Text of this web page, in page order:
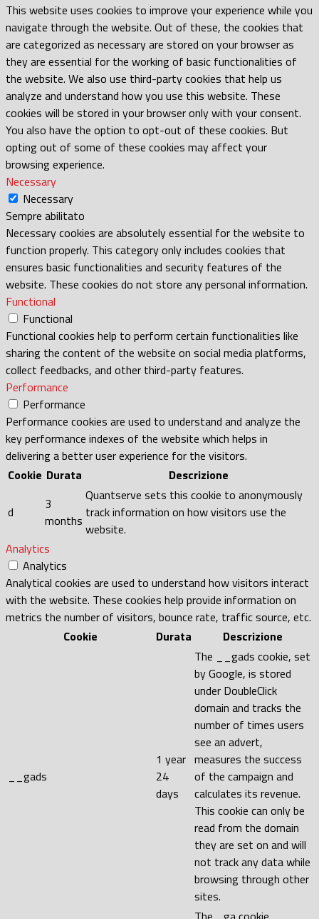
This website uses cookies to improve your experience while you
navigate through the website. Out of these, the cookies that
are categorized as necessary are stored on your browser as
they are essential for the working of basic functionalities of
the website. We also use third-party cookies that help us
analyze and understand how you use this website. These
cookies will be stored in your browser only with your consent.
You also have the option to opt-out of these cookies. But
opting out of some of these cookies may affect your
browsing experience.
Necessary
Necessary
Sempre abilitato
Necessary cookies are absolutely essential for the website to
function properly. This category only includes cookies that
ensures basic functionalities and security features of the
website. These cookies do not store any personal information.
Functional
Functional
Functional cookies help to perform certain functionalities like
sharing the content of the website on social media platforms,
collect feedbacks, and other third-party features.
Performance
Performance
Performance cookies are used to understand and analyze the
key performance indexes of the website which helps in
delivering a better user experience for the visitors.
Cookie Durata Descrizione
d
3
months
Quantserve sets this cookie to anonymously
track information on how visitors use the
website.
Analytics
Analytics
Analytical cookies are used to understand how visitors interact
with the website. These cookies help provide information on
metrics the number of visitors, bounce rate, traffic source, etc.
Cookie
Durata Descrizione
__gads
1 year
24
days
The __gads cookie, set
by Google, is stored
under DoubleClick
domain and tracks the
number of times users
see an advert,
measures the success
of the campaign and
calculates its revenue.
This cookie can only be
read from the domain
they are set on and will
not track any data while
browsing through other
sites.